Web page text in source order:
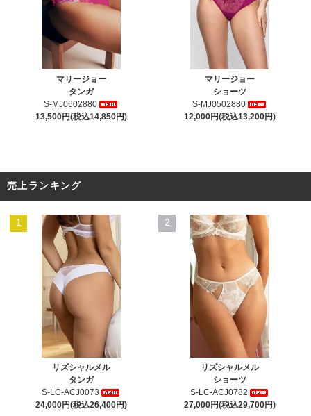
マリージョー
タンガ
S-MJ0602880
13,500円(税込14,850円)
マリージョー
ショーツ
S-MJ0502880
12,000円(税込13,200円)
売上ランキング
1
リズシャルメル
タンガ
S-LC-ACJ0073
24,000円(税込26,400円)
2
リズシャルメル
ショーツ
S-LC-ACJ0782
27,000円(税込29,700円)